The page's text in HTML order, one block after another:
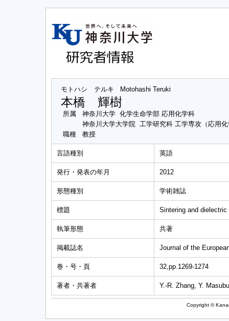
モトハシ テルキ Motohashi Teruki
本橋 輝樹
所属
神奈川大学 化学生命学部 応用化学科
神奈川大学大学院 工学研究科 工学専攻（応用
職種
教授
言語種別 英語
発行・発表の年月 2012
形態種別 学術雑誌
標題 Sintering and
執筆形態 共著
掲載誌名 Journal of the
巻・号・頁 32,pp.1269-1274
著者・共著者 Y.-R. Zhang, Y.
Copyright ©